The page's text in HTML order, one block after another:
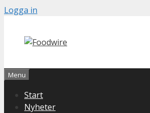
Skip
content
Logga in
Menu
Start
Nyheter